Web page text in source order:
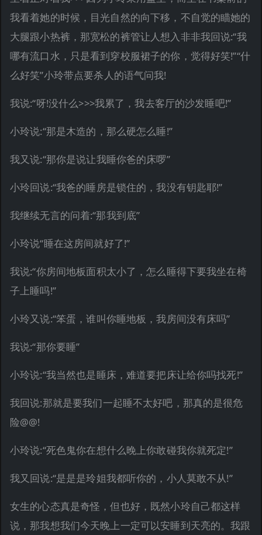
我看着她的时候，目光自然的向下移，不自觉的瞄她的
大腿跟小热裤，那宽松的裤管让人想入非非我回说:“我
哪有流口水，只是看到穿校服裙子的你，觉得好笑!”“什
么好笑”小玲带点要杀人的语气问我!
我说:“呀!没什么>>>我累了，我去客厅的沙发睡吧!”
小玲说:“那是木造的，那么硬怎么睡!”
我又说:“那你是说让我睡你爸的床啰”
小玲回说:“我爸的睡房是锁住的，我没有钥匙耶!”
我继续无言的问着:“那我到底”
小玲说“睡在这房间就好了!”
我说:“你房间地板面积太小了，怎么睡得下要我坐在椅
子上睡吗!”
小玲又说:“笨蛋，谁叫你睡地板，我房间没有床吗”
我说:“那你要睡”
小玲说:“我当然也是睡床，难道要把床让给你吗找死!”
我回说:那就是要我们一起睡不太好吧，那真的是很危
险@@!
小玲说:“死色鬼你在想什么晚上你敢碰我你就死定!”
我又回说:“是是是玲姐我都听你的，小人莫敢不从!”
女生的心态真是奇怪，但也好，既然小玲自己都这样
说，那我想我们今天晚上一定可以安睡到天亮的。我跟